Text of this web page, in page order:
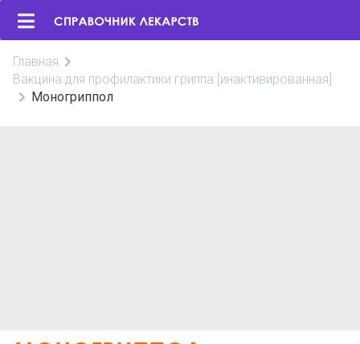
Главная
Вакцина для профилактики гриппа [инактивированная]
Моногриппол